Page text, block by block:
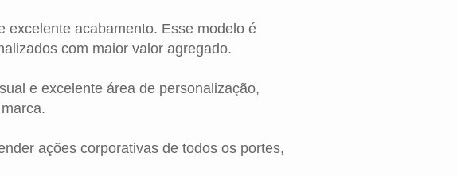
excelente acabamento. Esse modelo é
com maior valor agregado.
e excelente área de personalização,
ações corporativas de todos os portes,